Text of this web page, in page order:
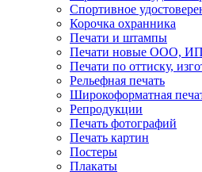
Спортивное
Корочка охранника
Печати и штампы
Печати новые ООО,
Печати по оттиску,
Рельефная печать
Широкоформатная
Репродукции
Печать фотографий
Печать картин
Постеры
Плакаты